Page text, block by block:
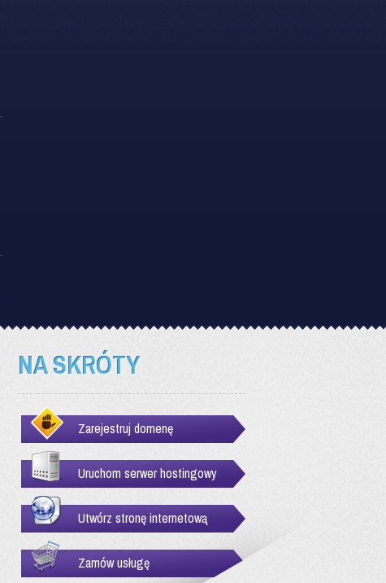
NA SKRÓTY
Zarejestruj domenę
Uruchom serwer hostingowy
Utwórz stronę internetową
Zamów usługę